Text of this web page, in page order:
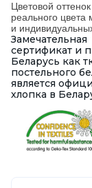
Цветовой
реального цвета
и
сертификат и
Беларусь как
постельного
является
хлопка в